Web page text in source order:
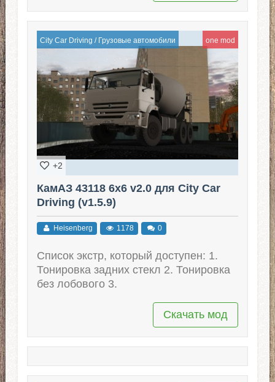
City Car Driving / Грузовые автомобили one mod
+2
КамАЗ 43118 6x6 v2.0 для City Car
Driving (v1.5.9)
Heisenberg 1178 0
Список экстр, который доступен: 1.
Тонировка задних стекл 2. Тонировка
без лобового 3.
Скачать мод